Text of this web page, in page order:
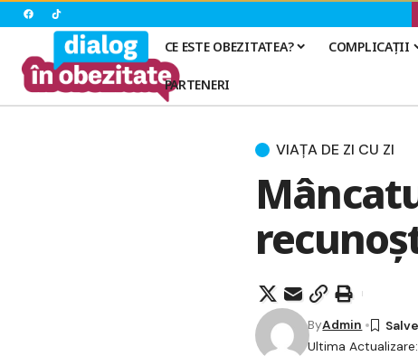
CE ESTE OBEZITATEA? COMPLICAȚII
PARTENERI
VIAȚA DE ZI CU ZI
Ultima
ByAdmin